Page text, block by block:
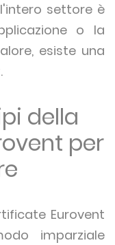
settore è
o la
esiste una
della
per
Eurovent
imparziale